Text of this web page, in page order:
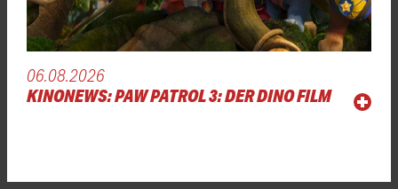
06.08.2026
KINONEWS: PAW PATROL 3: DER DINO FILM